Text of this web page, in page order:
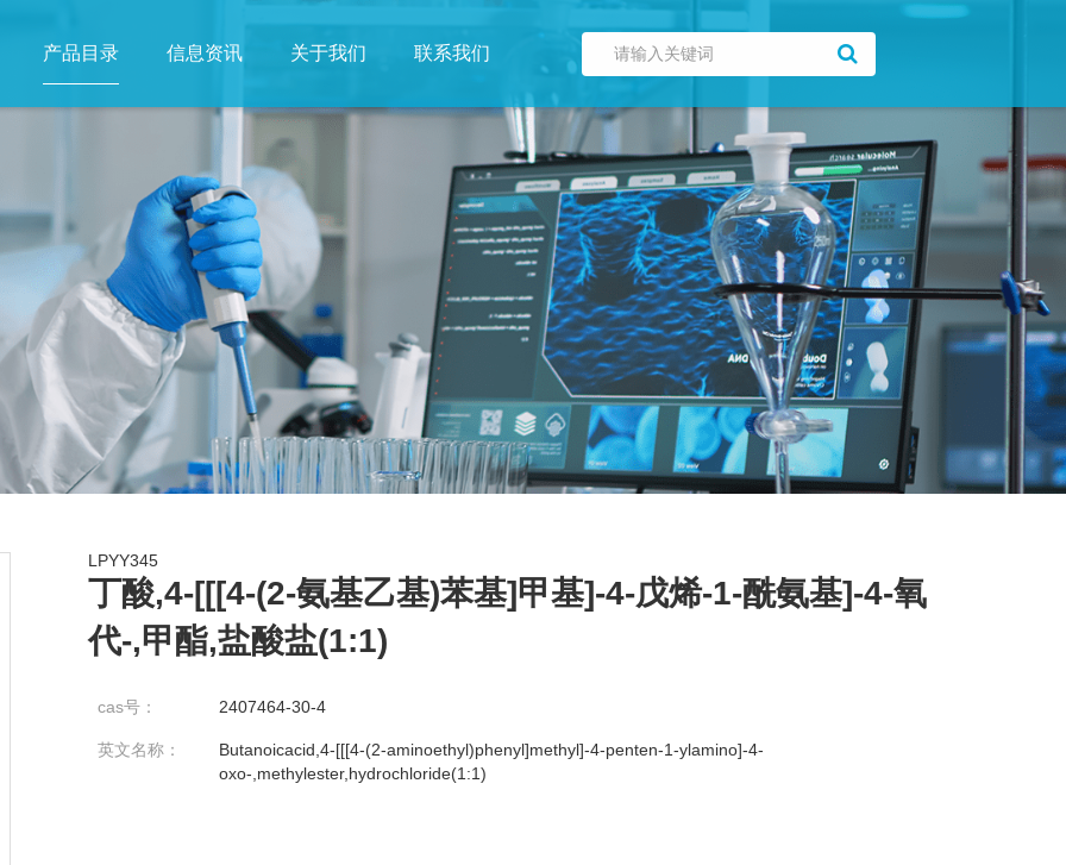
产品目录 信息资讯 关于我们 联系我们
LPYY345
丁酸,4-[[[4-(2-氨基乙基)苯基]甲基]-4-戊烯-1-酰氨基]-4-氧
代-,甲酯,盐酸盐(1:1)
cas号： 2407464-30-4
英文名称：
Butanoicacid,4-[[[4-(2-aminoethyl)phenyl]methyl]-4-penten-1-ylamino]-4-
oxo-,methylester,hydrochloride(1:1)